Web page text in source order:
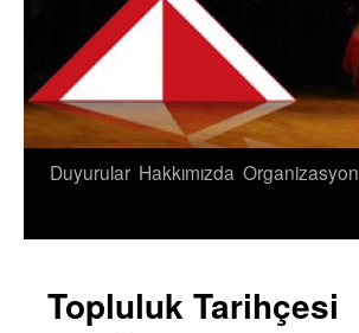
Duyurular Hakkımızda Organizasyon
Topluluk Tarihçesi